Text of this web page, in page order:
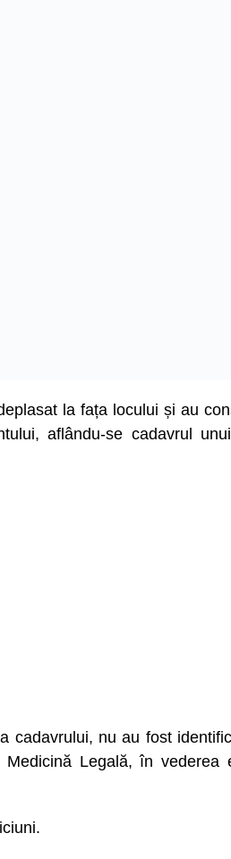
la fața locului și au
aflându-se cadavrul
cadavrului, nu au fost
Legală, în vederea